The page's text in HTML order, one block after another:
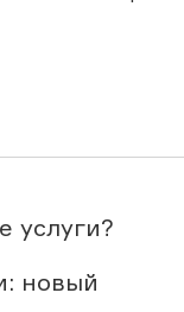
услуги?
новый